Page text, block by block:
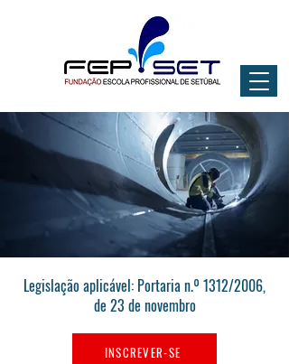
Legislação aplicável: Portaria n.º 1312/2006,
de 23 de novembro
INSCREVER-SE